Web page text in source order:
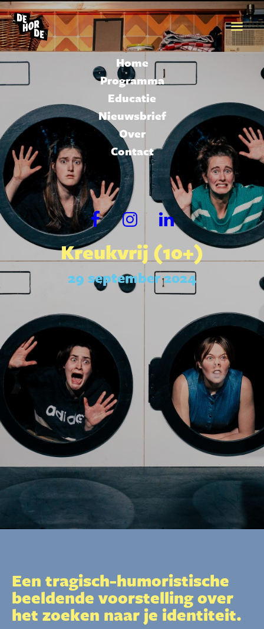
Home
Programma
Educatie
Nieuwsbrief
Over
Contact
Kreukvrij (10+)
29 september 2024
Een tragisch-humoristische
beeldende voorstelling over
het zoeken naar je identiteit.